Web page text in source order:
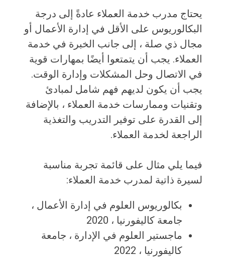
يحتاج مدرب خدمة العملاء عادةً إلى درجة
البكالوريوس على الأقل في إدارة الأعمال أو
مجال ذي صلة ، إلى جانب الخبرة في خدمة
العملاء. يجب أن يتمتعوا أيضًا بمهارات قوية
في الاتصال وحل المشكلات وإدارة الوقت.
يجب أن يكون لديهم فهم شامل لمبادئ
وتقنيات وممارسات خدمة العملاء ، بالإضافة
إلى القدرة على توفير التدريب والتغذية
الراجعة لخدمة العملاء.
فيما يلي مثال على قائمة تجربة مناسبة
لسيرة ذاتية لمدرب خدمة العملاء:
بكالوريوس العلوم في إدارة الأعمال ،
جامعة كاليفورنيا ، 2020
ماجستير العلوم في الإدارة ، جامعة
كاليفورنيا ، 2022